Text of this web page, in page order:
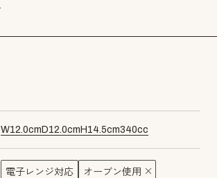
W12.0cm D12.0cm H 14.5cm340cc
電子レンジ対応 オーブン使用